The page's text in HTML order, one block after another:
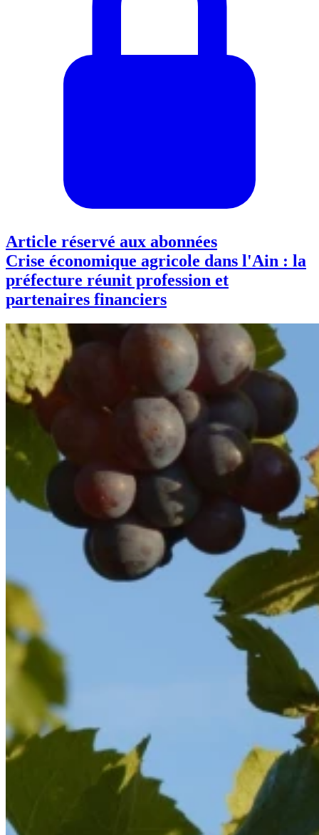
Article réservé aux abonnées
Crise économique agricole dans l'Ain : la
préfecture réunit profession et
partenaires financiers